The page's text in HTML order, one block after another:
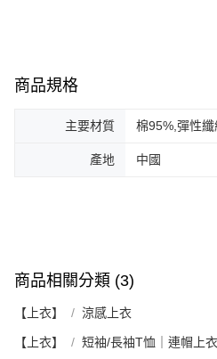
商品規格
主要材質 棉95%,彈性纖
產地 中國
商品相關分類 (3)
【上衣】 涼感上衣
【上衣】 短袖/長袖T恤｜連帽上衣